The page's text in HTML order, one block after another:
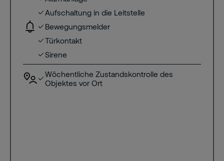
Aufschaltung in die Leitstelle
Bewegungsmelder
Türkontakt
Sirene
Wöchentliche Zustandskontrolle des
Objektes vor Ort